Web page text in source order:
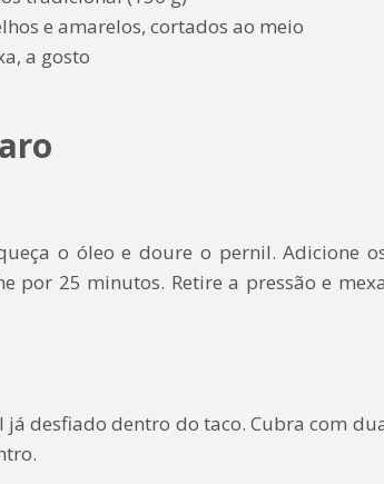
e amarelos, cortados ao meio
a gosto
o óleo e doure o pernil. Adicione
por 25 minutos. Retire a pressão e
desfiado dentro do taco. Cubra com